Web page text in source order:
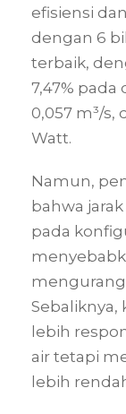
efisiensi
dengan 6
terbaik,
7,47% pada
0,057 m³/s,
Watt.
Namun,
bahwa
pada
Sebaliknya,
lebih
air tetapi
lebih